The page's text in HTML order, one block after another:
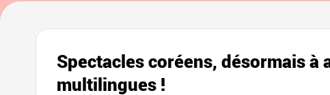
Spectacles coréens, désormais
multilingues !